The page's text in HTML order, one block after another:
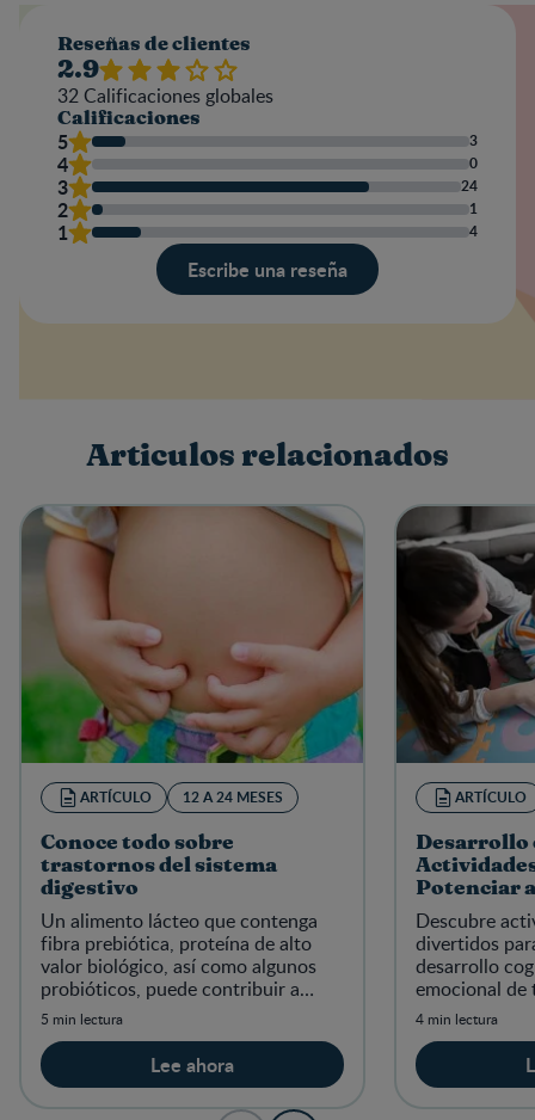
Reseñas de clientes
2.9
32 Calificaciones globales
Calificaciones
5 3
4 0
3 24
2 1
1 4
Escribe una reseña
Escribe una reseña
Articulos relacionados
ARTÍCULO 12 A 24 MESES
Conoce todo sobre
trastornos del sistema
digestivo
Un alimento lácteo que contenga
fibra prebiótica, proteína de alto
valor biológico, así como algunos
probióticos, puede contribuir a
disminuir molestias menores en el
5 min lectura
Lee ahora
ARTÍCULO
Desarrollo
Potenciar
Explorador
Descubre
divertidos
desarrollo
emocional de
meses.
4 min lectura